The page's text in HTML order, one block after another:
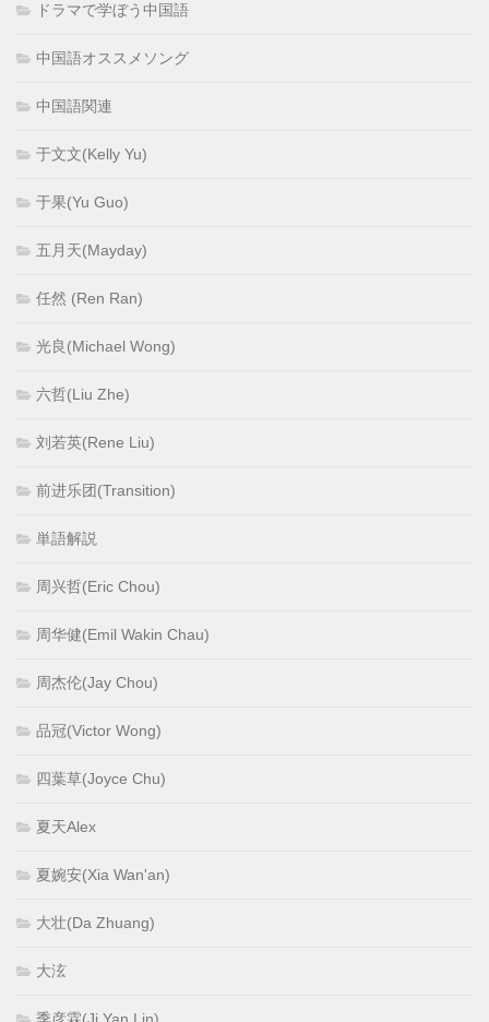
ドラマで学ぼう中国語
中国語オススメソング
中国語関連
于文文(Kelly Yu)
于果(Yu Guo)
五月天(Mayday)
任然 (Ren Ran)
光良(Michael Wong)
六哲(Liu Zhe)
刘若英(Rene Liu)
前进乐团(Transition)
単語解説
周兴哲(Eric Chou)
周华健(Emil Wakin Chau)
周杰伦(Jay Chou)
品冠(Victor Wong)
四葉草(Joyce Chu)
夏天Alex
夏婉安(Xia Wan'an)
大壮(Da Zhuang)
大泫